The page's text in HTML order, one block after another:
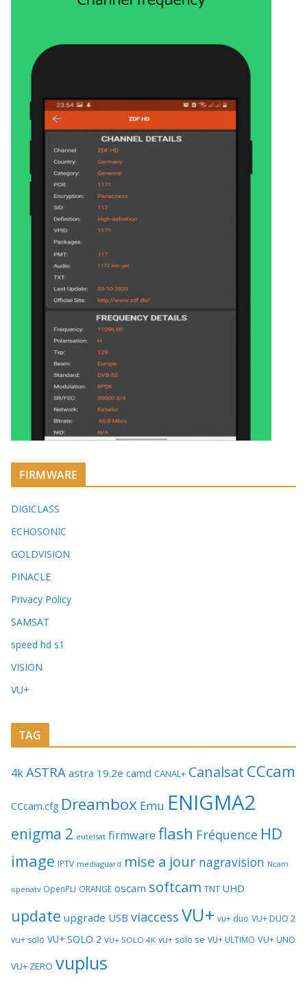
FIRMWARE
DIGICLASS
ECHOSONIC
GOLDVISION
PINACLE
Privacy Policy
SAMSAT
speed hd s1
VISION
VU+
TAG
4kASTRA astra 19.2e camd CANAL+ Canalsat CCcam
CCcam.cfg Dreambox Emu ENIGMA2
enigma 2 eutelsat firmware flash Fréquence HD
image IPTV mediaguard mise a jour nagravision Ncam
openatv OpenPLI ORANGE oscam softcam TNT UHD
update upgrade USB viaccess VU+ vu+ duo VU+ DUO 2
vu+ solo VU+ SOLO 2 VU+ SOLO 4K vu+ solo se VU+ ULTIMO VU+ UNO
VU+ ZERO vuplus